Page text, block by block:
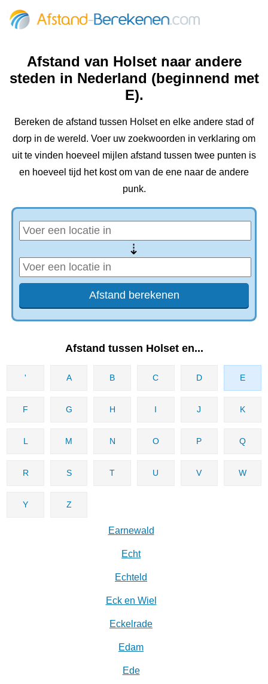
Afstand van Holset naar andere
steden in Nederland (beginnend met
E).
Bereken de afstand tussen Holset en elke andere stad of
dorp in de wereld. Voer uw zoekwoorden in verklaring om
uit te vinden hoeveel mijlen afstand tussen twee punten is
en hoeveel tijd het kost om van de ene naar de andere
punk.
⇢
Afstand tussen Holset en...
' A B C D E
F G H I J K
L M N O P Q
R S T U V W
Y Z
Earnewald
Echt
Echteld
Eck en Wiel
Eckelrade
Edam
Ede